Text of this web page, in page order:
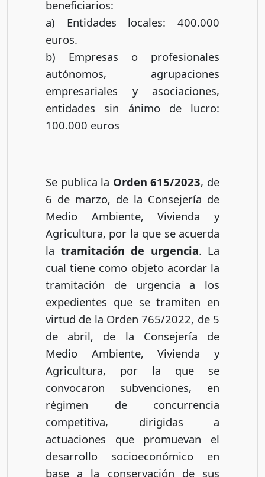
beneficiarios:
a) Entidades locales: 400.000
euros.
b) Empresas o profesionales
autónomos, agrupaciones
empresariales y asociaciones,
entidades sin ánimo de lucro:
100.000 euros
Se publica la Orden 615/2023, de
6 de marzo, de la Consejería de
Medio Ambiente, Vivienda y
Agricultura, por la que se acuerda
la tramitación de urgencia. La
cual tiene como objeto acordar la
tramitación de urgencia a los
expedientes que se tramiten en
virtud de la Orden 765/2022, de 5
de abril, de la Consejería de
Medio Ambiente, Vivienda y
Agricultura, por la que se
convocaron subvenciones, en
régimen de concurrencia
competitiva, dirigidas a
actuaciones que promuevan el
desarrollo socioeconómico en
base a la conservación de sus